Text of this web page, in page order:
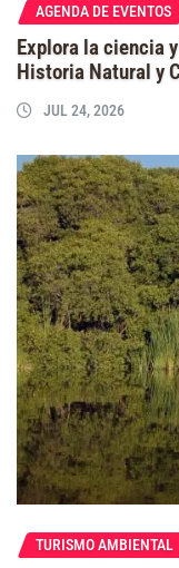
AGENDA DE EVENTOS
Explora la ciencia
Historia Natural y
JUL 24, 2026
TURISMO AMBIENTAL